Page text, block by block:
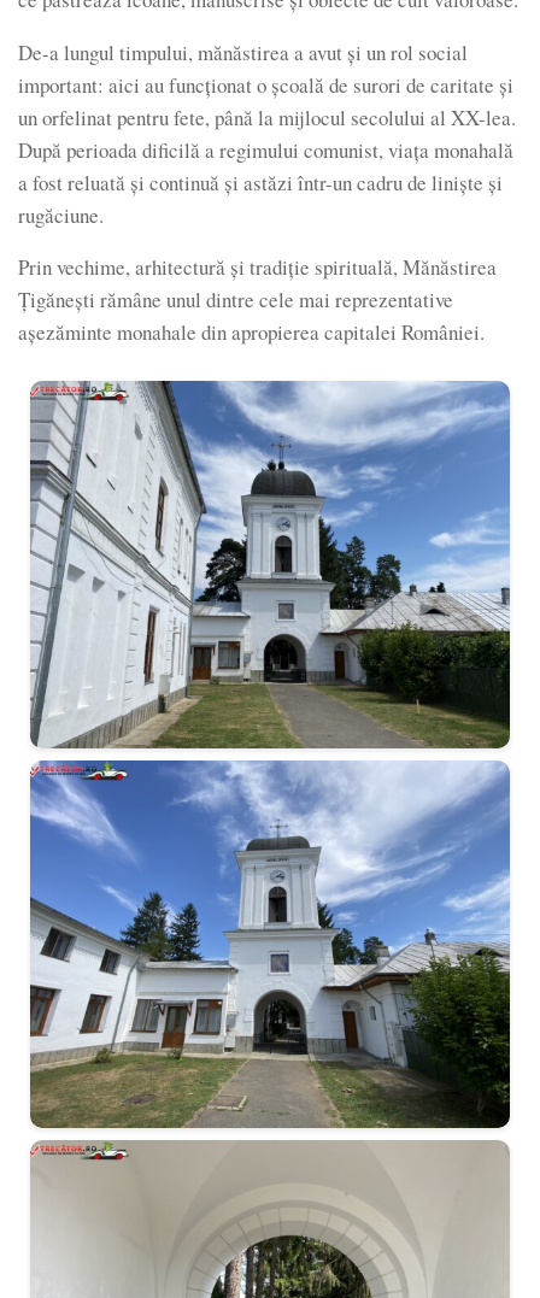
De-a lungul timpului, mănăstirea a avut și un rol social
important: aici au funcționat o școală de surori de caritate și
un orfelinat pentru fete, până la mijlocul secolului al XX-lea.
După perioada dificilă a regimului comunist, viața monahală
a fost reluată și continuă și astăzi într-un cadru de liniște și
rugăciune.
Prin vechime, arhitectură și tradiție spirituală, Mănăstirea
Țigănești rămâne unul dintre cele mai reprezentative
așezăminte monahale din apropierea capitalei României.